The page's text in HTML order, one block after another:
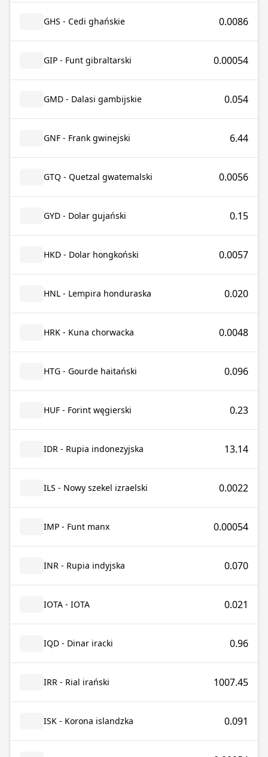
GHS - Cedi ghańskie 0.0086
GIP - Funt gibraltarski 0.00054
GMD - Dalasi gambijskie 0.054
GNF - Frank gwinejski 6.44
GTQ - Quetzal gwatemalski 0.0056
GYD - Dolar gujański 0.15
HKD - Dolar hongkoński 0.0057
HNL - Lempira honduraska 0.020
HRK - Kuna chorwacka 0.0048
HTG - Gourde haitański 0.096
HUF - Forint węgierski 0.23
IDR - Rupia indonezyjska 13.14
ILS - Nowy szekel izraelski 0.0022
IMP - Funt manx 0.00054
INR - Rupia indyjska 0.070
IOTA - IOTA 0.021
IQD - Dinar iracki 0.96
IRR - Rial irański 1007.45
ISK - Korona islandzka 0.091